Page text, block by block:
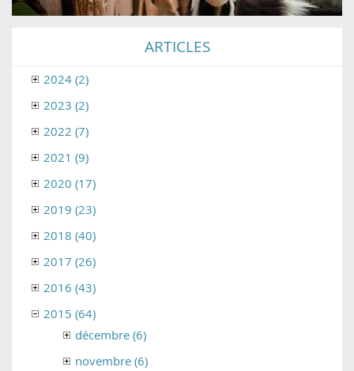
ARTICLES
2024 (2)
2023 (2)
2022 (7)
2021 (9)
2020 (17)
2019 (23)
2018 (40)
2017 (26)
2016 (43)
2015 (64)
décembre (6)
novembre (6)